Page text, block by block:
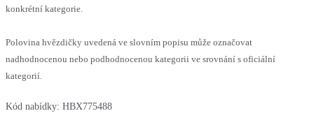
konkrétní kategorie.
Polovina hvězdičky uvedená ve slovním popisu může označovat
nadhodnocenou nebo podhodnocenou kategorii ve srovnání s oficiální
kategorií.
Kód nabídky: HBX775488